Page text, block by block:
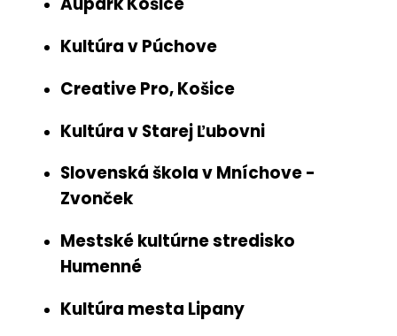
Kultúra v Púchove
Creative Pro, Košice
Kultúra v Starej Ľubovni
Slovenská škola v Mníchove -
Zvonček
Mestské kultúrne stredisko
Humenné
Kultúra mesta Lipany